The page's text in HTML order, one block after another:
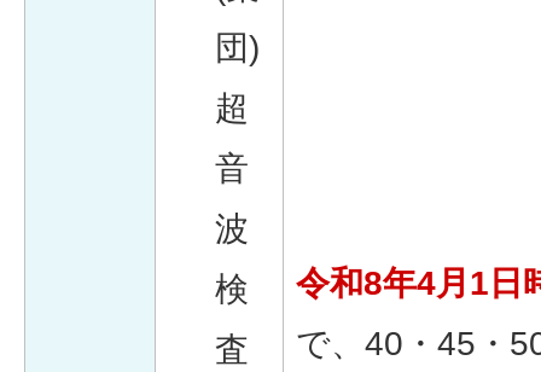
団)
超
音
波
検
査
令和8年4月1日
で、40・45・